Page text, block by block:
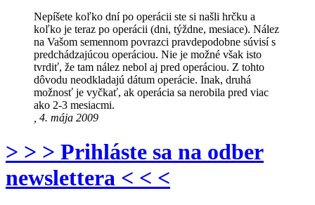
Nepíšete koľko dní po operácii ste si našli hrčku a
koľko je teraz po operácii (dni, týždne, mesiace). Nález
na Vašom semennom povrazci pravdepodobne súvisí s
predchádzajúcou operáciou. Nie je možné však isto
tvrdiť, že tam nález nebol aj pred operáciou. Z tohto
dôvodu neodkladajú dátum operácie. Inak, druhá
možnosť je vyčkať, ak operácia sa nerobila pred viac
ako 2-3 mesiacmi.
, 4. mája 2009
> > > Prihláste sa na odber
newslettera < < <